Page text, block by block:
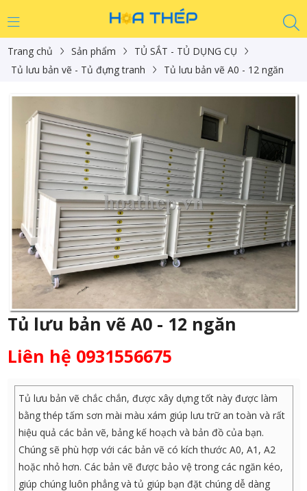
Trang chủ Sản phẩm
TỦ SẮT - TỦ DỤNG CỤ
Tủ lưu bản vẽ - Tủ đựng tranh
Tủ lưu bản vẽ A0 - 12 ngăn
Tủ lưu bản vẽ A0 - 12 ngăn
Liên hệ 0931556675
Tủ lưu bản vẽ chắc chắn, được xây dựng tốt này được làm
bằng thép tấm sơn mài màu xám giúp lưu trữ an toàn và rất
hiệu quả các bản vẽ, bảng kế hoạch và bản đồ của bạn.
Chúng sẽ phù hợp với các bản vẽ có kích thước A0, A1, A2
hoặc nhỏ hơn. Các bản vẽ được bảo vệ trong các ngăn kéo,
giúp chúng luôn phẳng và tủ giúp bạn đặt chúng dễ dàng